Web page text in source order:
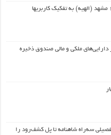
دارایی‌های ملکی و مالی صندوق ذخیره
سه‌راه شاهنامه تا پل کشف‌رود را